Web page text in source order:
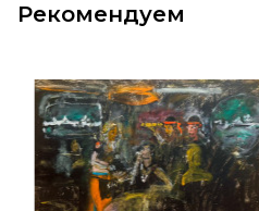
Рекомендуем